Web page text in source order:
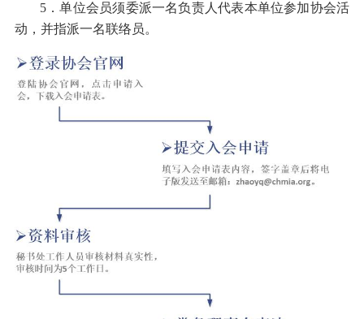
5．单位会员须委派一名负责人代表本单位参加协会活
动，并指派一名联络员。